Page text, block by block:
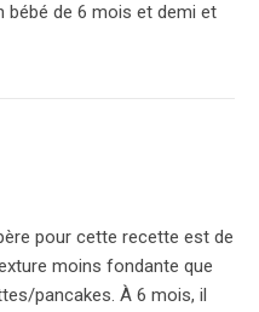
bébé de 6 mois et demi et
pour cette recette est de
moins fondante que
pancakes. À 6 mois, il